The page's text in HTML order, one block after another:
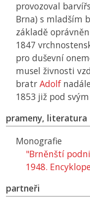
provozoval
Brna) s mladším
základě
1847
pro duševní
musel živnosti
bratr Adolf
1853 již pod
prameny, literatura
Monografie
"Brněnští
1948.
partneři